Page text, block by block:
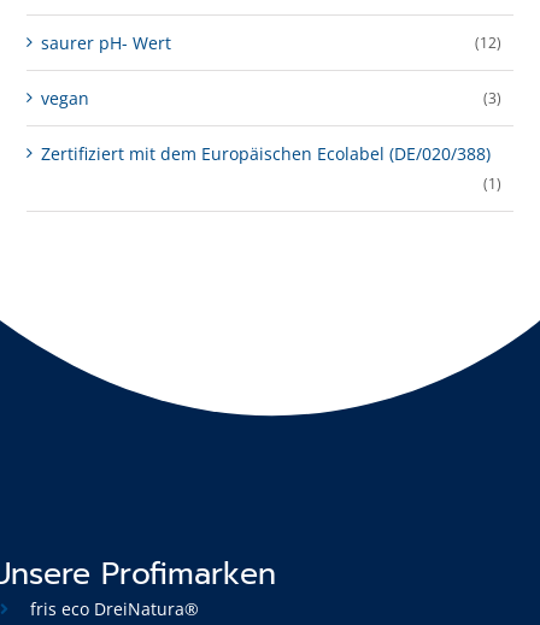
saurer pH- Wert (12)
vegan (3)
Zertifiziert mit dem Europäischen Ecolabel (DE/020/388)
(1)
Profimarken
fris eco DreiNatura®